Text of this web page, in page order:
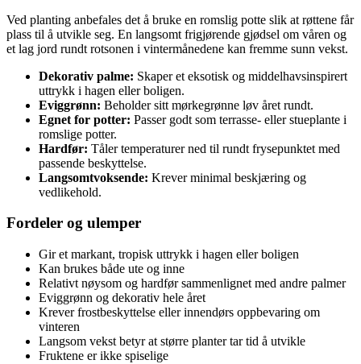
Ved planting anbefales det å bruke en romslig potte slik at røttene får
plass til å utvikle seg. En langsomt frigjørende gjødsel om våren og
et lag jord rundt rotsonen i vintermånedene kan fremme sunn vekst.
Dekorativ palme: Skaper et eksotisk og middelhavsinspirert
uttrykk i hagen eller boligen.
Eviggrønn: Beholder sitt mørkegrønne løv året rundt.
Egnet for potter: Passer godt som terrasse- eller stueplante i
romslige potter.
Hardfør: Tåler temperaturer ned til rundt frysepunktet med
passende beskyttelse.
Langsomtvoksende: Krever minimal beskjæring og
vedlikehold.
Fordeler og ulemper
Gir et markant, tropisk uttrykk i hagen eller boligen
Kan brukes både ute og inne
Relativt nøysom og hardfør sammenlignet med andre palmer
Eviggrønn og dekorativ hele året
Krever frostbeskyttelse eller innendørs oppbevaring om
vinteren
Langsom vekst betyr at større planter tar tid å utvikle
Fruktene er ikke spiselige